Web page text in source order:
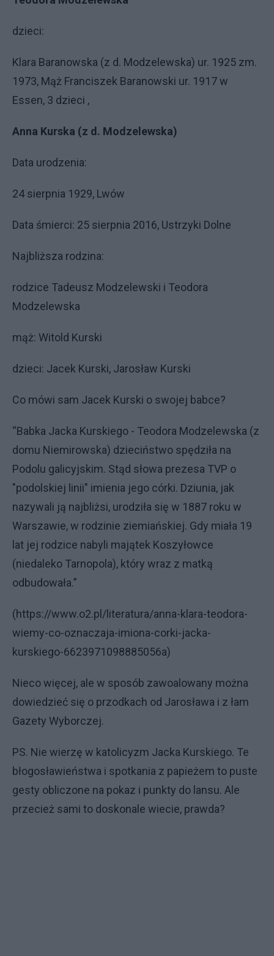
dzieci:
Klara Baranowska (z d. Modzelewska) ur. 1925 zm.
1973, Mąż Franciszek Baranowski ur. 1917 w
Essen, 3 dzieci ,
Anna Kurska (z d. Modzelewska)
Data urodzenia:
24 sierpnia 1929, Lwów
Data śmierci: 25 sierpnia 2016, Ustrzyki Dolne
Najbliższa rodzina:
rodzice Tadeusz Modzelewski i Teodora
Modzelewska
mąż: Witold Kurski
dzieci: Jacek Kurski, Jarosław Kurski
Co mówi sam Jacek Kurski o swojej babce?
“Babka Jacka Kurskiego - Teodora Modzelewska (z
domu Niemirowska) dzieciństwo spędziła na
Podolu galicyjskim. Stąd słowa prezesa TVP o
"podolskiej linii" imienia jego córki. Dziunia, jak
nazywali ją najbliżsi, urodziła się w 1887 roku w
Warszawie, w rodzinie ziemiańskiej. Gdy miała 19
lat jej rodzice nabyli majątek Koszyłowce
(niedaleko Tarnopola), który wraz z matką
odbudowała.”
(https://www.o2.pl/literatura/anna-klara-teodora-
wiemy-co-oznaczaja-imiona-corki-jacka-
kurskiego-6623971098885056a)
Nieco więcej, ale w sposób zawoalowany można
dowiedzieć się o przodkach od Jarosława i z łam
Gazety Wyborczej.
PS. Nie wierzę w katolicyzm Jacka Kurskiego. Te
błogosławieństwa i spotkania z papieżem to puste
gesty obliczone na pokaz i punkty do lansu. Ale
przecież sami to doskonale wiecie, prawda?